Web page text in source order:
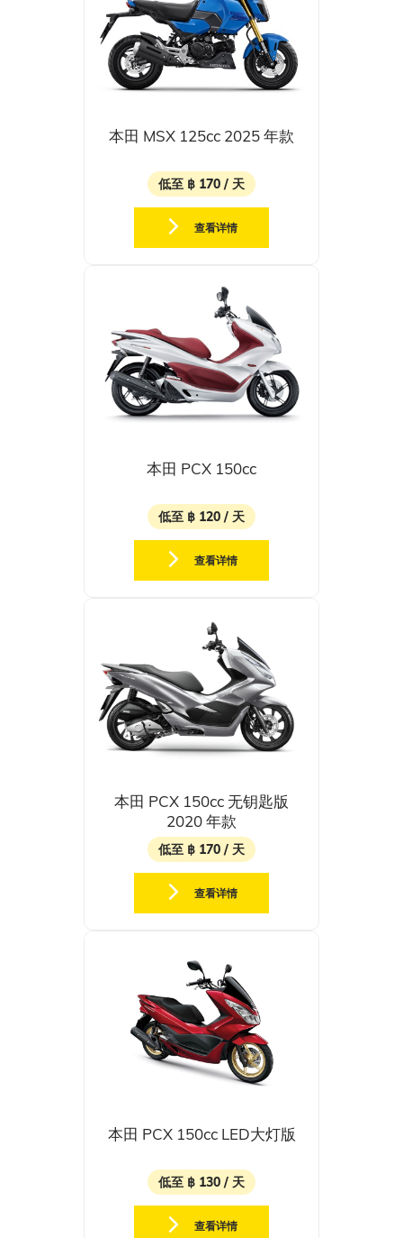
本田 MSX 125cc 2025 年款
低至 ฿ 170 / 天
查看详情
本田 PCX 150cc
低至 ฿ 120 / 天
查看详情
本田 PCX 150cc 无钥匙版
2020 年款
低至 ฿ 170 / 天
查看详情
本田 PCX 150cc LED大灯版
低至 ฿ 130 / 天
查看详情